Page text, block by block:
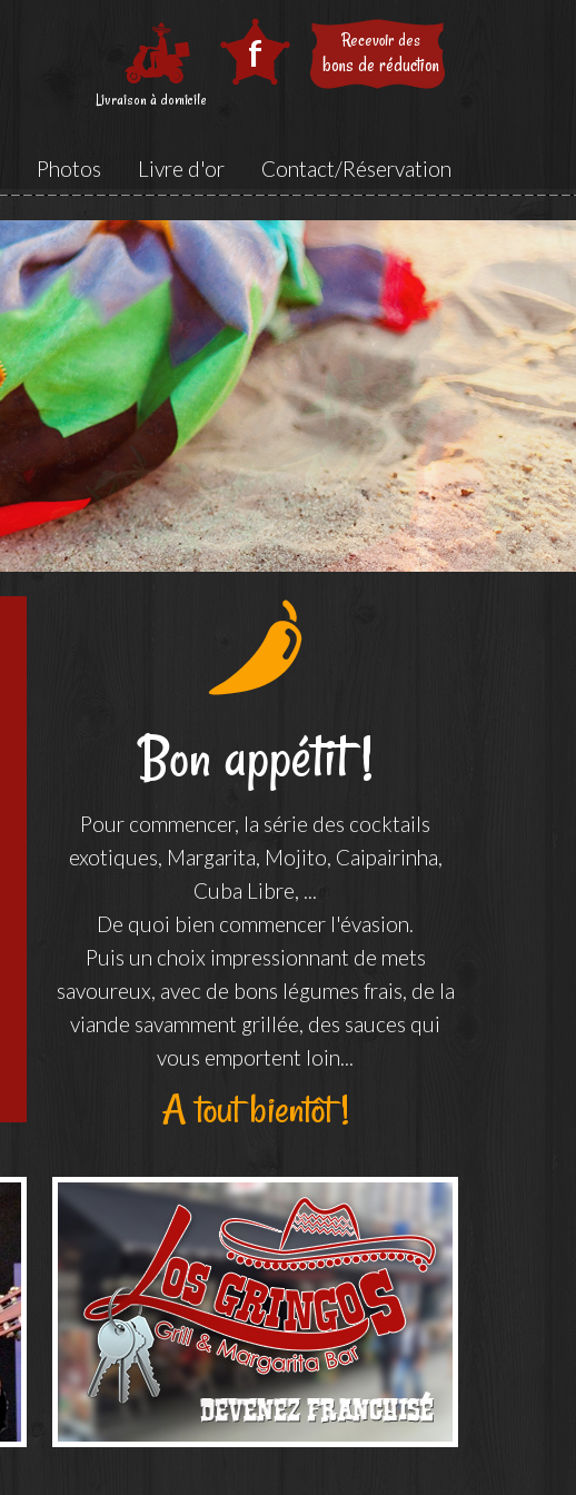
Livraison à domicile
f Recevoir des
bons de réduction
Photos Livre d'or Contact/Réservation
Bon appétit !
Pour commencer, la série des cocktails
exotiques, Margarita, Mojito, Caipairinha,
Cuba Libre, ...
De quoi bien commencer l'évasion.
Puis un choix impressionnant de mets
savoureux, avec de bons légumes frais, de la
viande savamment grillée, des sauces qui
vous emportent loin...
A tout bientôt !